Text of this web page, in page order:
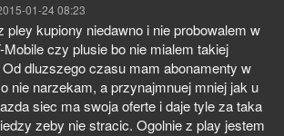
01-24 08:23
pley kupiony niedawno i nie probowalem w
Mobile czy plusie bo nie mialem takiej
dluzszego czasu mam abonamenty w
nie narzekam, a przynajmnuej mniej jak u
siec ma swoja oferte i daje tyle za taka
zeby nie stracic. Ogolnie z play jestem